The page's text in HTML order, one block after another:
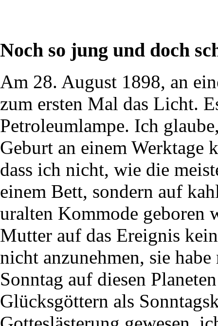
Noch so jung und doch
Am 28. August 1898, an
zum ersten Mal das Licht.
Petroleumlampe. Ich
Geburt an einem Werktage
dass ich nicht, wie die
einem Bett, sondern auf
uralten Kommode geboren
Mutter auf das Ereignis
nicht anzunehmen, sie
Sonntag auf diesen
Glücksgöttern als